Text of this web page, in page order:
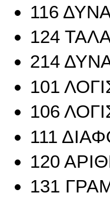
116
124
214
101
106
111
120
131